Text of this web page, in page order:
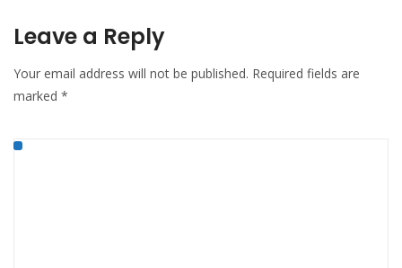
Leave a Reply
Your email address will not be published. Required fields are
marked *